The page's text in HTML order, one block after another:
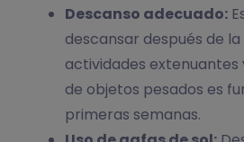
Descanso adecuado:
descansar después de
actividades
de objetos pesados es
primeras semanas.